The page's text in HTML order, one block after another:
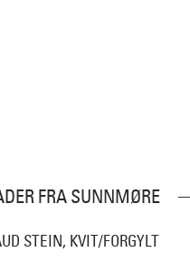
FRA SUNNMØRE
STEIN, KVIT/FORGYLT